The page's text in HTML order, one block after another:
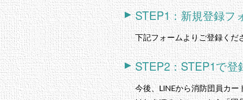
STEP1：新規登録フ
下記フォームよりご登録くだ
STEP2：STEP1で
今後、LINEから消防団員カ